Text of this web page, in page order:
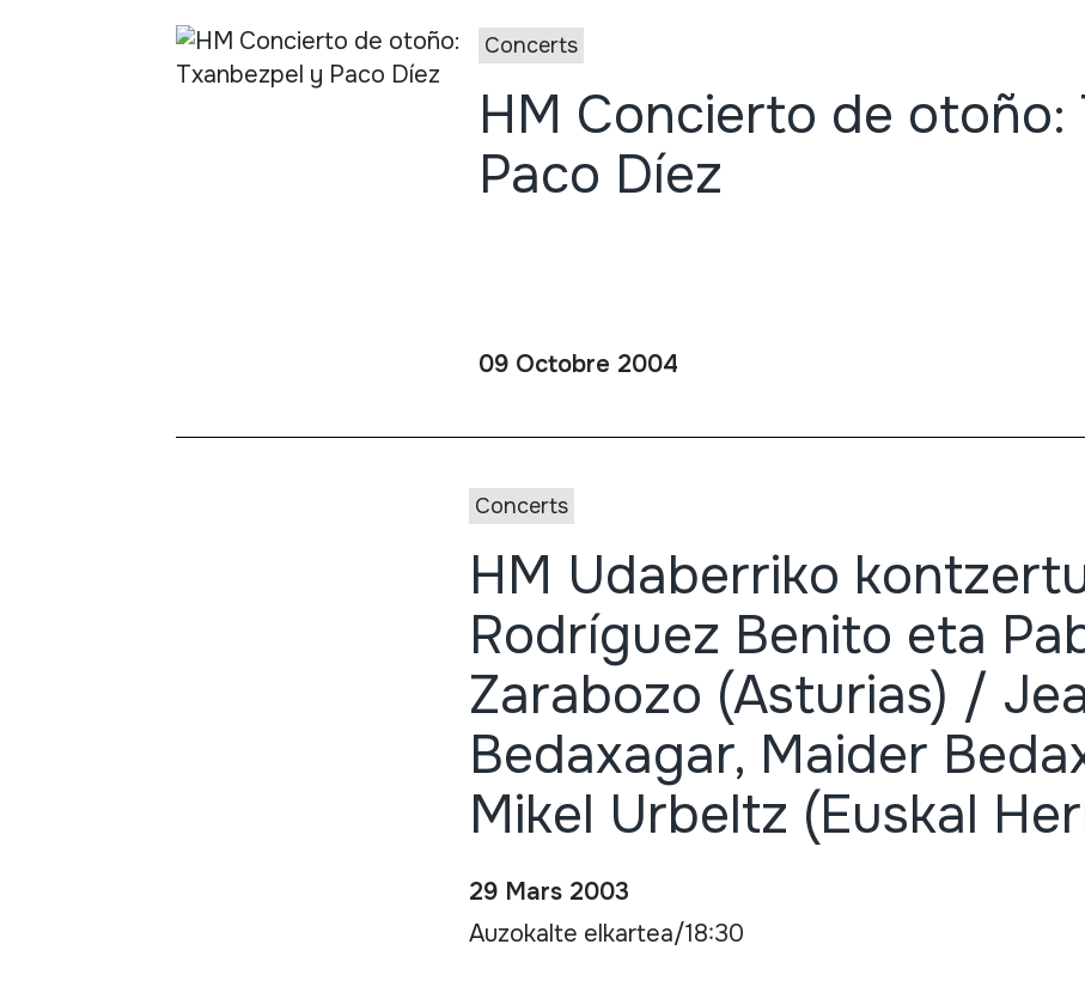
Concerts
HM Concierto de
Paco Díez
09 Octobre 2004
Concerts
HM Udaberriko
Rodríguez Benito eta
Zarabozo (Asturias) /
Bedaxagar, Maider
Mikel Urbeltz (Euskal
29 Mars 2003
Auzokalte elkartea/18:30